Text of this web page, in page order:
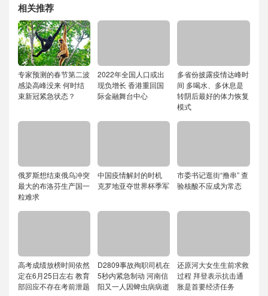
相关推荐
专家预测的春节第二波
感染高峰没来 何时结
束新冠紧急状态？
2022年全国人口或出
现负增长 香港重回国
际金融舞台中心
多省份披露疫情达峰时
间 多喝水、多休息是
转阴后最好的体力恢复
模式
俄罗斯想结束俄乌冲突
最大的布洛芬生产国一
粒难求
中国疫情解封的时机
克罗地亚夺世界杯季军
市委书记逛街“撸串” 查
验核酸不应成为常态
高考成绩放榜时间依然
定在6月25日左右 教育
部回应不存在考前泄题
D2809事故殉职司机在
5秒内紧急制动 河南信
阳又一人因蜱虫病病逝
还原河大女生生前求救
过程 拜登表示抗击通
胀是首要经济任务